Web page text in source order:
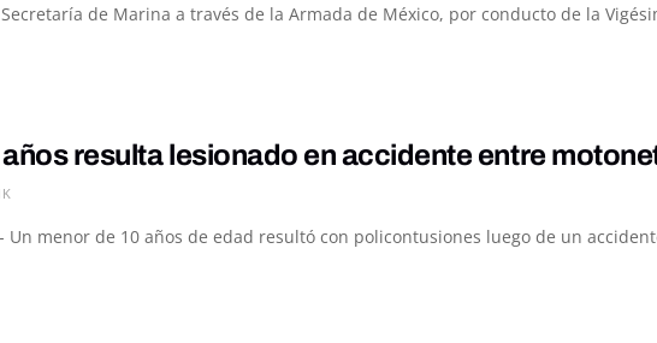
de Marina a través de la Armada de México, por conducto de la
resulta lesionado en accidente entre
Un menor de 10 años de edad resultó con policontusiones luego de un